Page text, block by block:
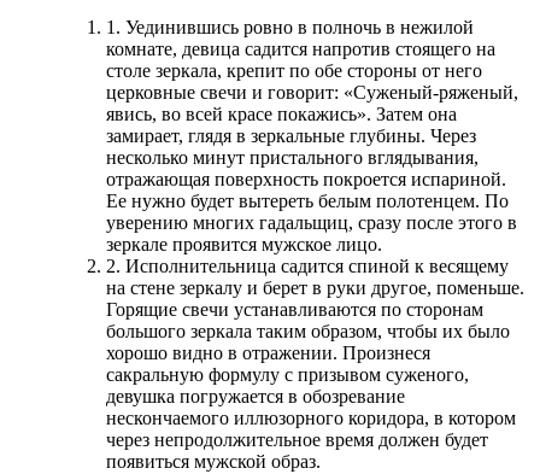
1. Уединившись ровно в полночь в нежилой
комнате, девица садится напротив стоящего на
столе зеркала, крепит по обе стороны от него
церковные свечи и говорит: «Суженый-ряженый,
явись, во всей красе покажись». Затем она
замирает, глядя в зеркальные глубины. Через
несколько минут пристального вглядывания,
отражающая поверхность покроется испариной.
Ее нужно будет вытереть белым полотенцем. По
уверению многих гадальщиц, сразу после этого в
зеркале проявится мужское лицо.
2. Исполнительница садится спиной к весящему
на стене зеркалу и берет в руки другое, поменьше.
Горящие свечи устанавливаются по сторонам
большого зеркала таким образом, чтобы их было
хорошо видно в отражении. Произнеся
сакральную формулу с призывом суженого,
девушка погружается в обозревание
нескончаемого иллюзорного коридора, в котором
через непродолжительное время должен будет
появиться мужской образ.